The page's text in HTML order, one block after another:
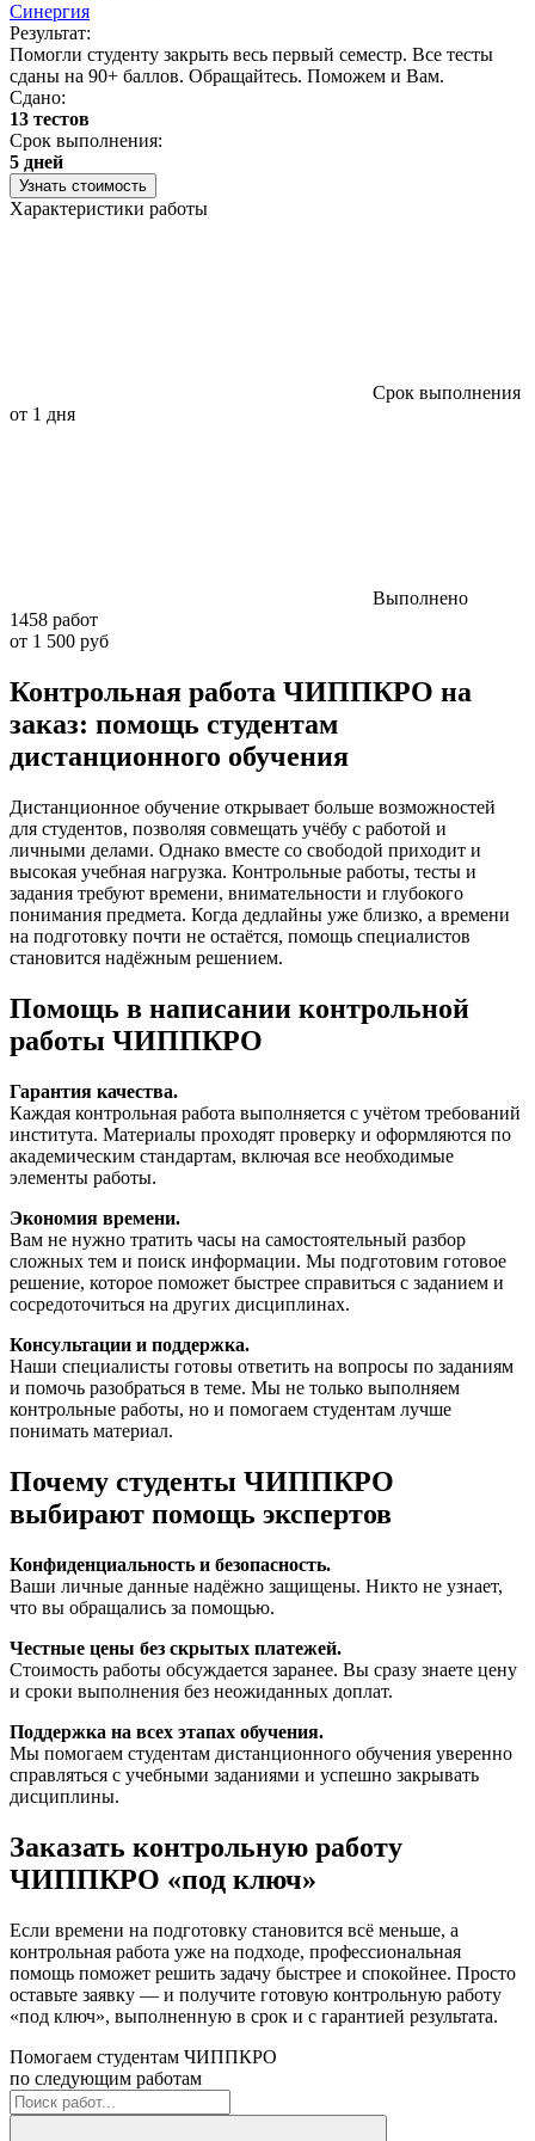
Синергия
Результат:
Помогли студенту закрыть весь первый семестр. Все тесты
сданы на 90+ баллов. Обращайтесь. Поможем и Вам.
Сдано:
13 тестов
Срок выполнения:
5 дней
Узнать стоимость
Характеристики работы
Срок выполнения
от 1 дня
Выполнено
1458 работ
от 1 500 руб
Контрольная работа ЧИППКРО на
заказ: помощь студентам
дистанционного обучения
Дистанционное обучение открывает больше возможностей
для студентов, позволяя совмещать учёбу с работой и
личными делами. Однако вместе со свободой приходит и
высокая учебная нагрузка. Контрольные работы, тесты и
задания требуют времени, внимательности и глубокого
понимания предмета. Когда дедлайны уже близко, а времени
на подготовку почти не остаётся, помощь специалистов
становится надёжным решением.
Помощь в написании контрольной
работы ЧИППКРО
Гарантия качества.
Каждая контрольная работа выполняется с учётом требований
института. Материалы проходят проверку и оформляются по
академическим стандартам, включая все необходимые
элементы работы.
Экономия времени.
Вам не нужно тратить часы на самостоятельный разбор
сложных тем и поиск информации. Мы подготовим готовое
решение, которое поможет быстрее справиться с заданием и
сосредоточиться на других дисциплинах.
Консультации и поддержка.
Наши специалисты готовы ответить на вопросы по заданиям
и помочь разобраться в теме. Мы не только выполняем
контрольные работы, но и помогаем студентам лучше
понимать материал.
Почему студенты ЧИППКРО
выбирают помощь экспертов
Конфиденциальность и безопасность.
Ваши личные данные надёжно защищены. Никто не узнает,
что вы обращались за помощью.
Честные цены без скрытых платежей.
Стоимость работы обсуждается заранее. Вы сразу знаете цену
и сроки выполнения без неожиданных доплат.
Поддержка на всех этапах обучения.
Мы помогаем студентам дистанционного обучения уверенно
справляться с учебными заданиями и успешно закрывать
дисциплины.
Заказать контрольную работу
ЧИППКРО «под ключ»
Если времени на подготовку становится всё меньше, а
контрольная работа уже на подходе, профессиональная
помощь поможет решить задачу быстрее и спокойнее. Просто
оставьте заявку — и получите готовую контрольную работу
«под ключ», выполненную в срок и с гарантией результата.
Помогаем студентам ЧИППКРО
по следующим работам